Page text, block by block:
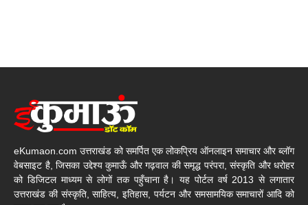
eKumaon.com उत्तराखंड को समर्पित एक लोकप्रिय ऑनलाइन समाचार और ब्लॉग
वेबसाइट है, जिसका उद्देश्य कुमाऊँ और गढ़वाल की समृद्ध परंपरा, संस्कृति और धरोहर
को डिजिटल माध्यम से लोगों तक पहुँचाना है। यह पोर्टल वर्ष 2013 से लगातार
उत्तराखंड की संस्कृति, साहित्य, इतिहास, पर्यटन और समसामयिक समाचारों आदि को